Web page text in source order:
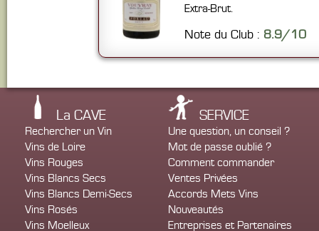
Extra-Brut.
Note du Club : 8.9/10
La CAVE
Rechercher un Vin
Vins de Loire
Vins Rouges
Vins Blancs Secs
Vins Blancs Demi-Secs
Vins Rosés
Vins Moelleux
SERVICE
Une question, un conseil ?
Mot de passe oublié ?
Comment commander
Ventes Privées
Accords Mets Vins
Nouveautés
Entreprises et Partenaires